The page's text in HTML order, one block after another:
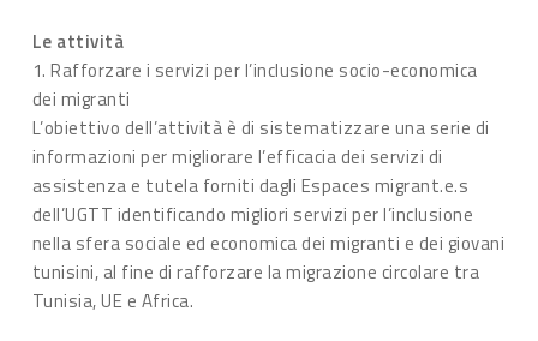
Le attività
1. Rafforzare i servizi per l’inclusione socio-economica
dei migranti
L’obiettivo dell’attività è di sistematizzare una serie di
informazioni per migliorare l’efficacia dei servizi di
assistenza e tutela forniti dagli Espaces migrant.e.s
dell’UGTT identificando migliori servizi per l’inclusione
nella sfera sociale ed economica dei migranti e dei giovani
tunisini, al fine di rafforzare la migrazione circolare tra
Tunisia, UE e Africa.